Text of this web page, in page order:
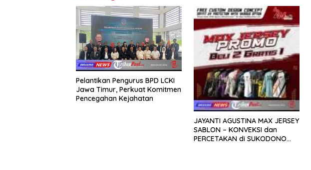
Pelantikan Pengurus BPD LCKI
Jawa Timur, Perkuat Komitmen
Pencegahan Kejahatan
JAYANTI AGUSTINA MAX JERSEY
SABLON – KONVEKSI dan
PERCETAKAN di SUKODONO